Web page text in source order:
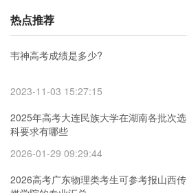
热点推荐
韦神高考成绩是多少?
2023-11-03 15:27:15
2025年高考大连民族大学在湖南各批次选
科要求有哪些
2026-01-29 09:29:44
2026高考广东物理类考生可参考报山西传